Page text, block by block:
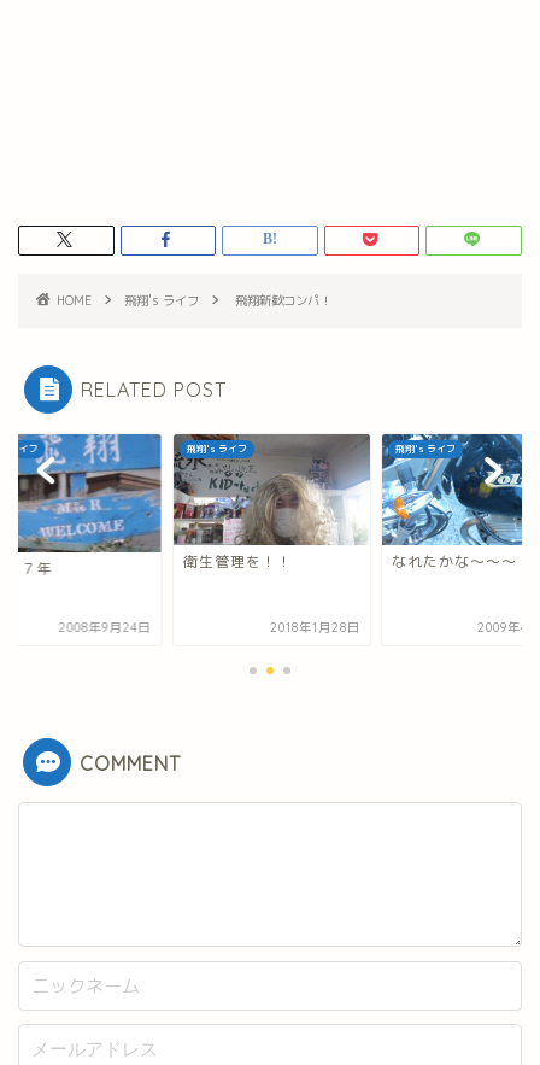
HOME 飛翔's ライフ 飛翔新歓コンパ！
RELATED POST
ライフ
１７年
2008年9月24日
飛翔's ライフ
衛生管理を！！
2018年1月28日
飛翔's ライフ
なれたかな～～～！
2009年4
COMMENT